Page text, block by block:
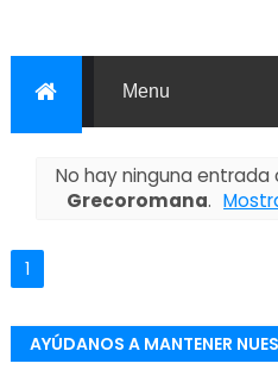
No hay ninguna
Grecoromana.
1
AYÚDANOS A MANTENER